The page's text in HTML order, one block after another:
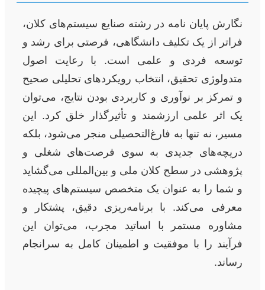
نگارش پایان نامه در رشته صنایع سیستم‌های کلان،
فراتر از یک تکلیف دانشگاهی، فرصتی برای رشد و
توسعه فردی و علمی است. با رعایت اصول
متدولوژی تحقیق، انتخاب رویکردهای تحلیلی صحیح
و تمرکز بر نوآوری و کاربردی بودن نتایج، می‌توان
یک اثر علمی ارزشمند و تأثیرگذار خلق کرد. این
مسیر، نه تنها به فارغ‌التحصیلی منجر می‌شود، بلکه
دریچه‌های جدیدی به سوی فرصت‌های شغلی و
پژوهشی در سطح کلان ملی و بین‌المللی می‌گشاید
و شما را به عنوان یک متخصص سیستم‌های پیچیده
معرفی می‌کند. با برنامه‌ریزی دقیق، پشتکار و
مشاوره مستمر با اساتید مجرب، می‌توان این
فرآیند را با موفقیت و اطمینان کامل به سرانجام
رساند.